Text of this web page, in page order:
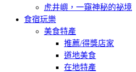
虎井嶼，一窺神秘的祕境
食宿玩樂
美食特產
推薦/得獎店家
道地美食
在地特產